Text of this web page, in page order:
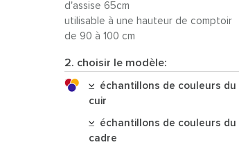
d'assise 65cm
utilisable à une hauteur de comptoir
de 90 à 100 cm
2. choisir le modèle:
échantillons de couleurs du
cuir
échantillons de couleurs du
cadre